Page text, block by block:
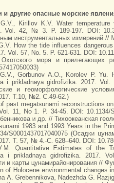
и другие опасные морские
Kirillov K.V. Water
Vol. 42, № 3. P. 189-197. DOI:
инструментальных измерений //
How the tide influences
Vol. 57, No. 5. P. 621-631. DOI:
Охотского моря и
Gorbunov A.O., Korolev P. Yu.
i prikladnaya gidrofizika. 2017.
и геоморфологические
Т.10, №2. С.49-62.)
past megatsunami reconstructions
11, No 1. P. 34-45. DOI:
и др. // Тихоокеанская
1983 and 1993 Years in the
S0001437017040075 (Осадки
Т. 57, № 4.-С. 628–640. DOI:
Quantitative Estimates of the
i prikladnaya gidrofizika. 2017.
и карты цунамирайонирования //
of Holocene environmental changes
А. Grebennikova, Nadezhda G.